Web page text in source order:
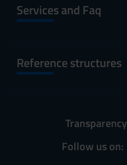
Services and Faq
Reference structures
Transparency
Follow us on: